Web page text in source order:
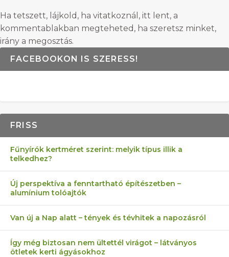
Ha tetszett, lájkold, ha vitatkoznál, itt lent, a
kommentablakban megteheted, ha szeretsz minket,
irány a megosztás.
FACEBOOKON IS SZERESS!
FRISS
Fűnyírók kertméret szerint: melyik típus illik a
telkedhez?
Új perspektíva a fenntartható építészetben –
alumínium tolóajtók
Van új a Nap alatt – tények és tévhitek a napozásról
Így még biztosan nem ültettél virágot – látványos
ötletek kerti ágyásokhoz